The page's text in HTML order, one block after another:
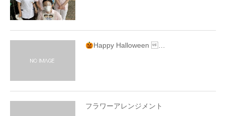
Happy Halloween …
フラワーアレンジメント